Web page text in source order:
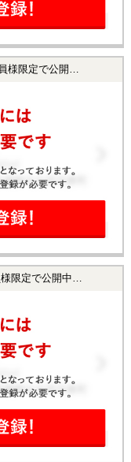
定で公開中！】
定で公開中！】